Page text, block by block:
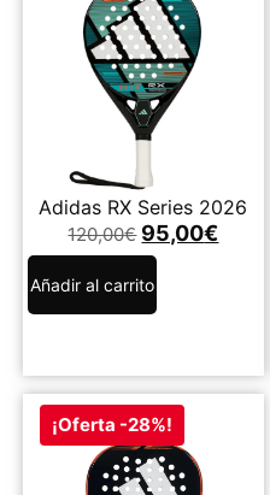
Adidas RX Series 2026
120,00€ 95,00€
Añadir al carrito
¡Oferta -28%!